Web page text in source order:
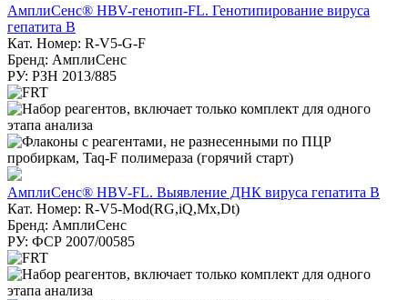
АмплиСенс® HBV-генотип-FL. Генотипирование вируса
гепатита В
Кат. Номер: R-V5-G-F
Бренд: АмплиСенс
РУ: РЗН 2013/885
АмплиСенс® HBV-FL. Выявление ДНК вируса гепатита B
Кат. Номер: R-V5-Mod(RG,iQ,Mx,Dt)
Бренд: АмплиСенс
РУ: ФСР 2007/00585